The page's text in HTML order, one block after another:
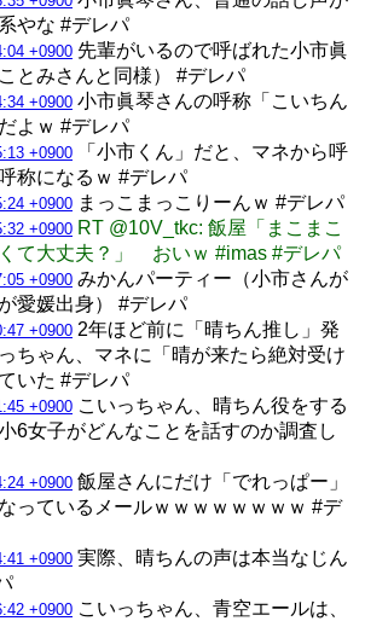
やな #デレパ
+0900 先輩がいるので呼ばれた小市眞
とみさんと同様） #デレパ
+0900 小市眞琴さんの呼称「こいちん
よｗ #デレパ
+0900 「小市くん」だと、マネから呼
称になるｗ #デレパ
+0900 まっこまっこりーんｗ #デレパ
+0900 RT @10V_tkc: 飯屋「まこまこ
て大丈夫？」 おいｗ #imas #デレパ
+0900 みかんパーティー（小市さんが
愛媛出身） #デレパ
+0900 2年ほど前に「晴ちん推し」発
ちゃん、マネに「晴が来たら絶対受け
いた #デレパ
+0900 こいっちゃん、晴ちん役をする
6女子がどんなことを話すのか調査し
+0900 飯屋さんにだけ「でれっぱー」
っているメールｗｗｗｗｗｗｗｗ #デ
+0900 実際、晴ちんの声は本当なじん
+0900 こいっちゃん、青空エールは、